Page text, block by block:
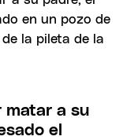
matar a su
el